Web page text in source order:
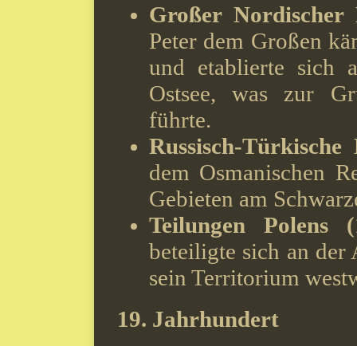
Großer Nordischer
Peter dem Großen
und etablierte sich
Ostsee, was zur
führte.
Russisch-Türkische
dem Osmanischen
Gebieten am
Teilungen Polens
beteiligte sich an der
sein Territorium
19. Jahrhundert